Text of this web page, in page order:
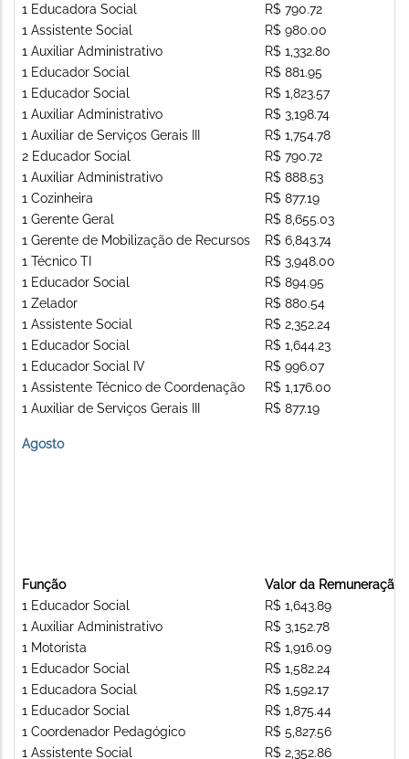
1 Educadora Social
1 Assistente Social
1 Auxiliar Administrativo
1 Educador Social
1 Educador Social
1 Auxiliar Administrativo
1 Auxiliar de Serviços Gerais III
2 Educador Social
1 Auxiliar Administrativo
1 Cozinheira
1 Gerente Geral
1 Gerente de Mobilização de Recursos
1 Técnico TI
1 Educador Social
1 Zelador
1 Assistente Social
1 Educador Social
1 Educador Social IV
1 Assistente Técnico de Coordenação
1 Auxiliar de Serviços Gerais III
R$ 790.72
R$ 980.00
R$ 1,332.80
R$ 881.95
R$ 1,823.57
R$ 3,198.74
R$ 1,754.78
R$ 790.72
R$ 888.53
R$ 877.19
R$ 8,655.03
R$ 6,843.74
R$ 3,948.00
R$ 894.95
R$ 880.54
R$ 2,352.24
R$ 1,644.23
R$ 996.07
R$ 1,176.00
R$ 877.19
Agosto
Função
1 Educador Social
1 Auxiliar Administrativo
1 Motorista
1 Educador Social
1 Educadora Social
1 Educador Social
1 Coordenador Pedagógico
1 Assistente Social
Valor da Remuneração
R$ 1,643.89
R$ 3,152.78
R$ 1,916.09
R$ 1,582.24
R$ 1,592.17
R$ 1,875.44
R$ 5,827.56
R$ 2,352.86